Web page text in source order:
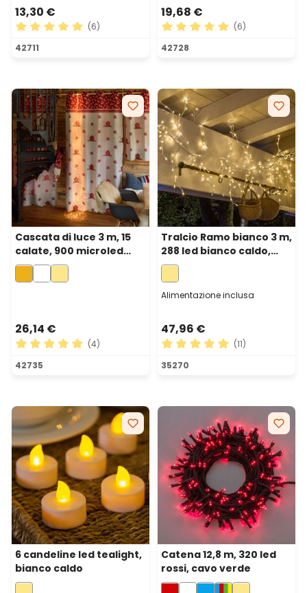
13,30 €
Valutazione media di 5 su 5 stelle
(6)
42711
19,68 €
Valutazione media di 5 su
(6)
42728
Cascata di luce 3 m, 15
calate, 900 microled
bianco extra caldo, cavo
metal rame
26,14 €
Valutazione media di 5 su 5 stelle
(4)
42735
Tralcio Ramo bianco 3 m,
288 led bianco caldo,
cavo bianco
Alimentazione inclusa
47,96 €
Valutazione media di 5 su
(11)
35270
6 candeline led tealight,
bianco caldo
Catena 12,8 m, 320 led
rossi, cavo verde